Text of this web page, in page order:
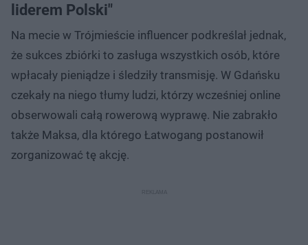
liderem Polski"
Na mecie w Trójmieście influencer podkreślał jednak,
że sukces zbiórki to zasługa wszystkich osób, które
wpłacały pieniądze i śledziły transmisję. W Gdańsku
czekały na niego tłumy ludzi, którzy wcześniej online
obserwowali całą rowerową wyprawę. Nie zabrakło
także Maksa, dla którego Łatwogang postanowił
zorganizować tę akcję.